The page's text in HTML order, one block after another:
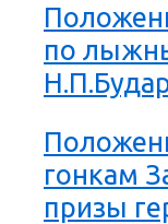
по
гонкам
призы